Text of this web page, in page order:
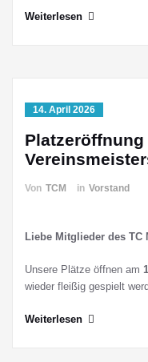
Weiterlesen
14. April 2026
Platzeröffnung
Von TCM in Vorstand
Liebe Mitglieder des TC
Unsere Plätze öffnen am
wieder fleißig gespielt
Weiterlesen